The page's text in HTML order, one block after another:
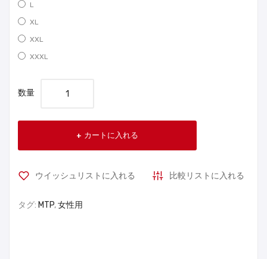
L
XL
XXL
XXXL
数量
カートに入れる
ウイッシュリストに入れる 比較リストに入れる
タグ: MTP,女性用